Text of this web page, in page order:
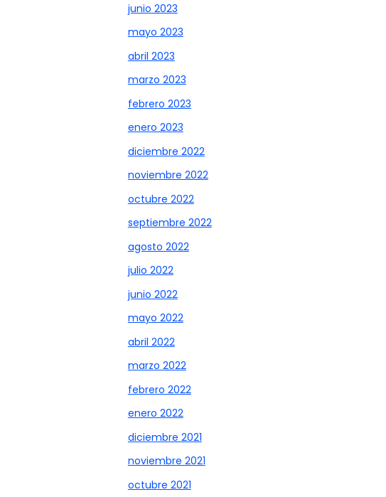
junio 2023
mayo 2023
abril 2023
marzo 2023
febrero 2023
enero 2023
diciembre 2022
noviembre 2022
octubre 2022
septiembre 2022
agosto 2022
julio 2022
junio 2022
mayo 2022
abril 2022
marzo 2022
febrero 2022
enero 2022
diciembre 2021
noviembre 2021
octubre 2021